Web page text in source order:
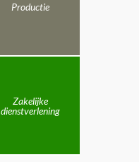
Productie
Zakelijke
dienstverlening